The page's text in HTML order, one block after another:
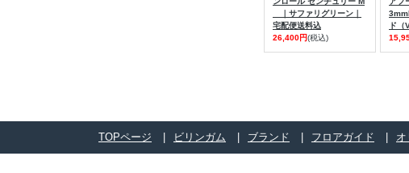
｜サファリグリーン｜
宅配便送料込
26,400円(税込)
ド（
TOPページ ビリンガム ブランド フロアガイド